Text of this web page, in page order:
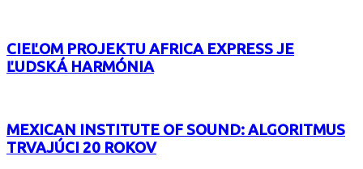
CIEĽOM PROJEKTU AFRICA EXPRESS JE
ĽUDSKÁ HARMÓNIA
MEXICAN INSTITUTE OF SOUND: ALGORITMUS
TRVAJÚCI 20 ROKOV